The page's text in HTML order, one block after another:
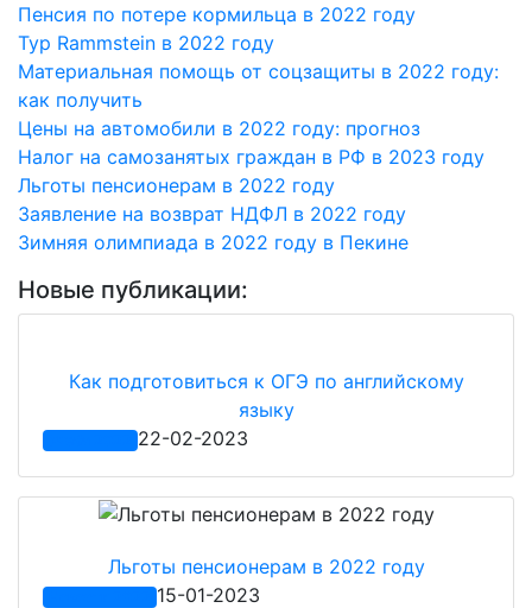
Пенсия по потере кормильца в 2022 году
Тур Rammstein в 2022 году
Материальная помощь от соцзащиты в 2022 году:
как получить
Цены на автомобили в 2022 году: прогноз
Налог на самозанятых граждан в РФ в 2023 году
Льготы пенсионерам в 2022 году
Заявление на возврат НДФЛ в 2022 году
Зимняя олимпиада в 2022 году в Пекине
Новые публикации:
Как подготовиться к ОГЭ по английскому
языку
22-02-2023
Льготы пенсионерам в 2022 году
15-01-2023